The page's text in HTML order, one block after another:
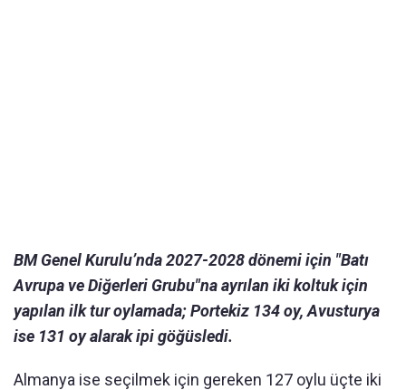
BM Genel Kurulu’nda 2027-2028 dönemi için "Batı
Avrupa ve Diğerleri Grubu"na ayrılan iki koltuk için
yapılan ilk tur oylamada; Portekiz 134 oy, Avusturya
ise 131 oy alarak ipi göğüsledi.
Almanya ise seçilmek için gereken 127 oylu üçte iki